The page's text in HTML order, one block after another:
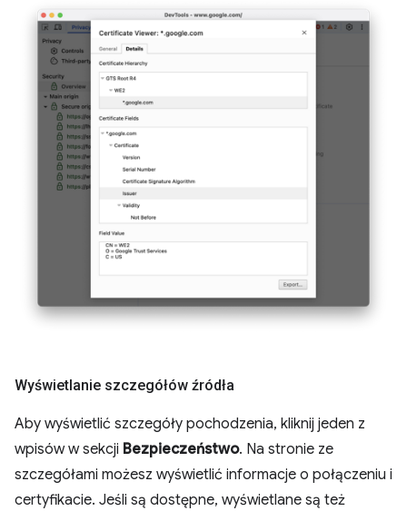
Wyświetlanie szczegółów źródła
Aby wyświetlić szczegóły pochodzenia, kliknij jeden z
wpisów w sekcji Bezpieczeństwo. Na stronie ze
szczegółami możesz wyświetlić informacje o połączeniu i
certyfikacie. Jeśli są dostępne, wyświetlane są też